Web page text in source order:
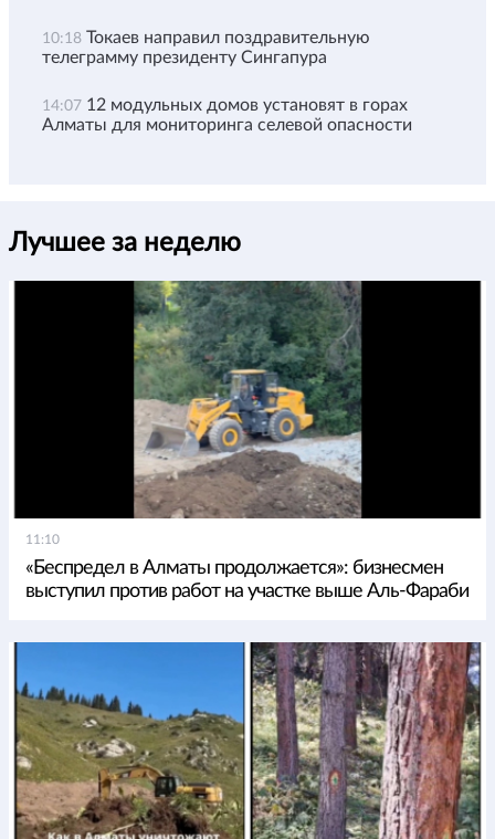
10:18 Токаев направил поздравительную
телеграмму президенту Сингапура
14:07 12 модульных домов установят в горах
Алматы для мониторинга селевой опасности
Лучшее за неделю
11:10
«Беспредел в Алматы продолжается»: бизнесмен
выступил против работ на участке выше Аль-Фараби